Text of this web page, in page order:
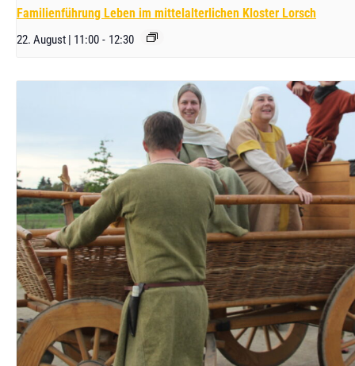
Familienführung Leben im mittelalterlichen Kloster Lorsch
22. August | 11:00 - 12:30